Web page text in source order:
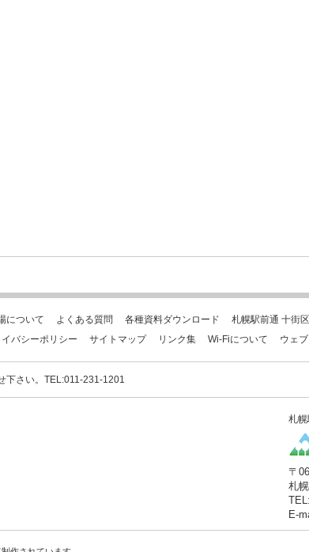
について よくある質問 各種資料ダウンロード
札幌駅前通 十街
イバシーポリシー サイトマップ リンク集 Wi-Fiについて ウェ
下さい。TEL:011-231-1201
札
〒
札
E-